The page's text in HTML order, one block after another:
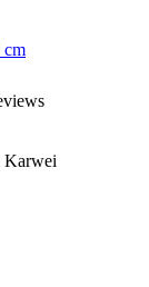
cm
Karwei